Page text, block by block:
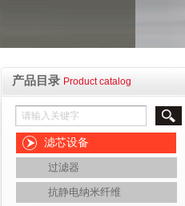
产品目录 Product catalog
滤芯设备
过滤器
抗静电纳米纤维